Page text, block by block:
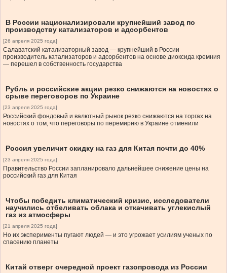
В России национализировали крупнейший завод по
производству катализаторов и адсорбентов
[26 апреля 2025 года]
Салаватский катализаторный завод — крупнейший в России
производитель катализаторов и адсорбентов на основе диоксида кремния
— перешел в собственность государства
Рубль и российские акции резко снижаются на новостях о
срыве переговоров по Украине
[23 апреля 2025 года]
Российский фондовый и валютный рынок резко снижаются на торгах на
новостях о том, что переговоры по перемирию в Украине отменили
Россия увеличит скидку на газ для Китая почти до 40%
[23 апреля 2025 года]
Правительство России запланировало дальнейшее снижение цены на
российский газ для Китая
Чтобы победить климатический кризис, исследователи
научились отбеливать облака и откачивать углекислый
газ из атмосферы
[21 апреля 2025 года]
Но их эксперименты пугают людей — и это угрожает усилиям ученых по
спасению планеты
Китай отверг очередной проект газопровода из России